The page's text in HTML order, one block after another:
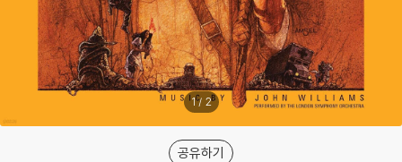
1/ 2
공유하기